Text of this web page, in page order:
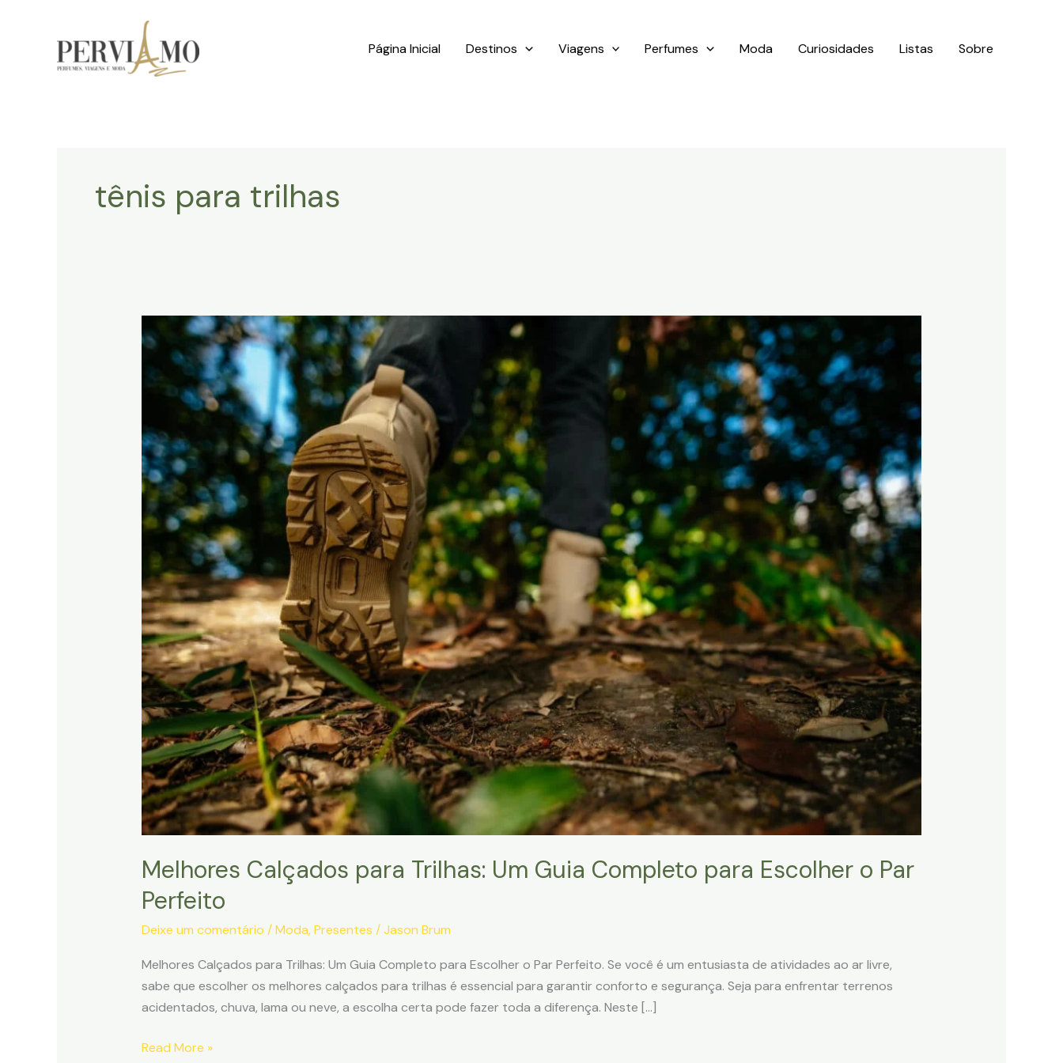
Página Inicial Destinos Viagens Perfumes Moda Curiosidades Listas Sobre
tênis para trilhas
Melhores Calçados para Trilhas: Um Guia Completo para Escolher o Par
Perfeito
Deixe um comentário /Moda,Presentes /Jason Brum
Melhores Calçados para Trilhas: Um Guia Completo para Escolher o Par Perfeito. Se você é um entusiasta de atividades ao ar livre,
sabe que escolher os melhores calçados para trilhas é essencial para garantir conforto e segurança. Seja para enfrentar terrenos
acidentados, chuva, lama ou neve, a escolha certa pode fazer toda a diferença. Neste […]
Melhores
Read More »